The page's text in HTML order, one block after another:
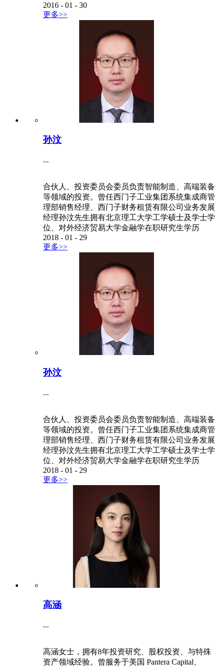
2016 - 01 - 30
更多>>
孙汶
...
合伙人、投资委员会委员负责智能制造、高端装备
等领域的投资。曾任西门子工业集团系统集成商管
理部销售经理、西门子财务租赁有限公司业务发展
经理孙汶先生拥有北京理工大学工学硕士及学士学
位、对外经济贸易大学金融学在职研究生学历
2018 - 01 - 29
更多>>
孙汶
...
合伙人、投资委员会委员负责智能制造、高端装备
等领域的投资。曾任西门子工业集团系统集成商管
理部销售经理、西门子财务租赁有限公司业务发展
经理孙汶先生拥有北京理工大学工学硕士及学士学
位、对外经济贸易大学金融学在职研究生学历
2018 - 01 - 29
更多>>
高涵
...
高涵女士，拥有8年投资研究、股权投资、与特殊
资产领域经验。曾服务于美国 Pantera Capital、